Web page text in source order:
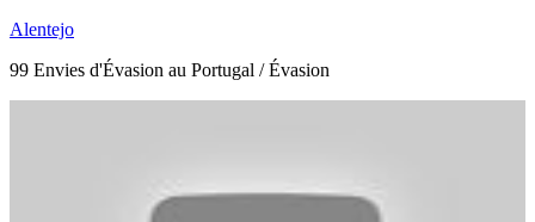
Alentejo
99 Envies d'Évasion au Portugal / Évasion